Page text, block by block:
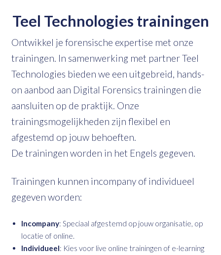
Teel Technologies trainingen
Ontwikkel je forensische expertise met onze
trainingen. In samenwerking met partner Teel
Technologies bieden we een uitgebreid, hands-
on aanbod aan Digital Forensics trainingen die
aansluiten op de praktijk. Onze
trainingsmogelijkheden zijn flexibel en
afgestemd op jouw behoeften.
De trainingen worden in het Engels gegeven.
Trainingen kunnen incompany of individueel
gegeven worden:
Incompany: Speciaal afgestemd op jouw organisatie, op
locatie of online.
Individueel: Kies voor live online trainingen of e-learning